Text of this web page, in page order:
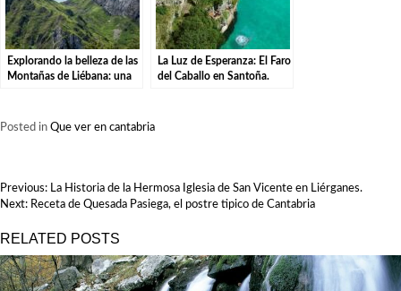
Explorando la belleza de las
Montañas de Liébana: una
La Luz de Esperanza: El Faro
del Caballo en Santoña.
Posted in Que ver en cantabria
NAVEGACIÓN
DE
Previous: La Historia de la Hermosa Iglesia de San Vicente en Liérganes.
Next: Receta de Quesada Pasiega, el postre tipico de Cantabria
RELATED POSTS